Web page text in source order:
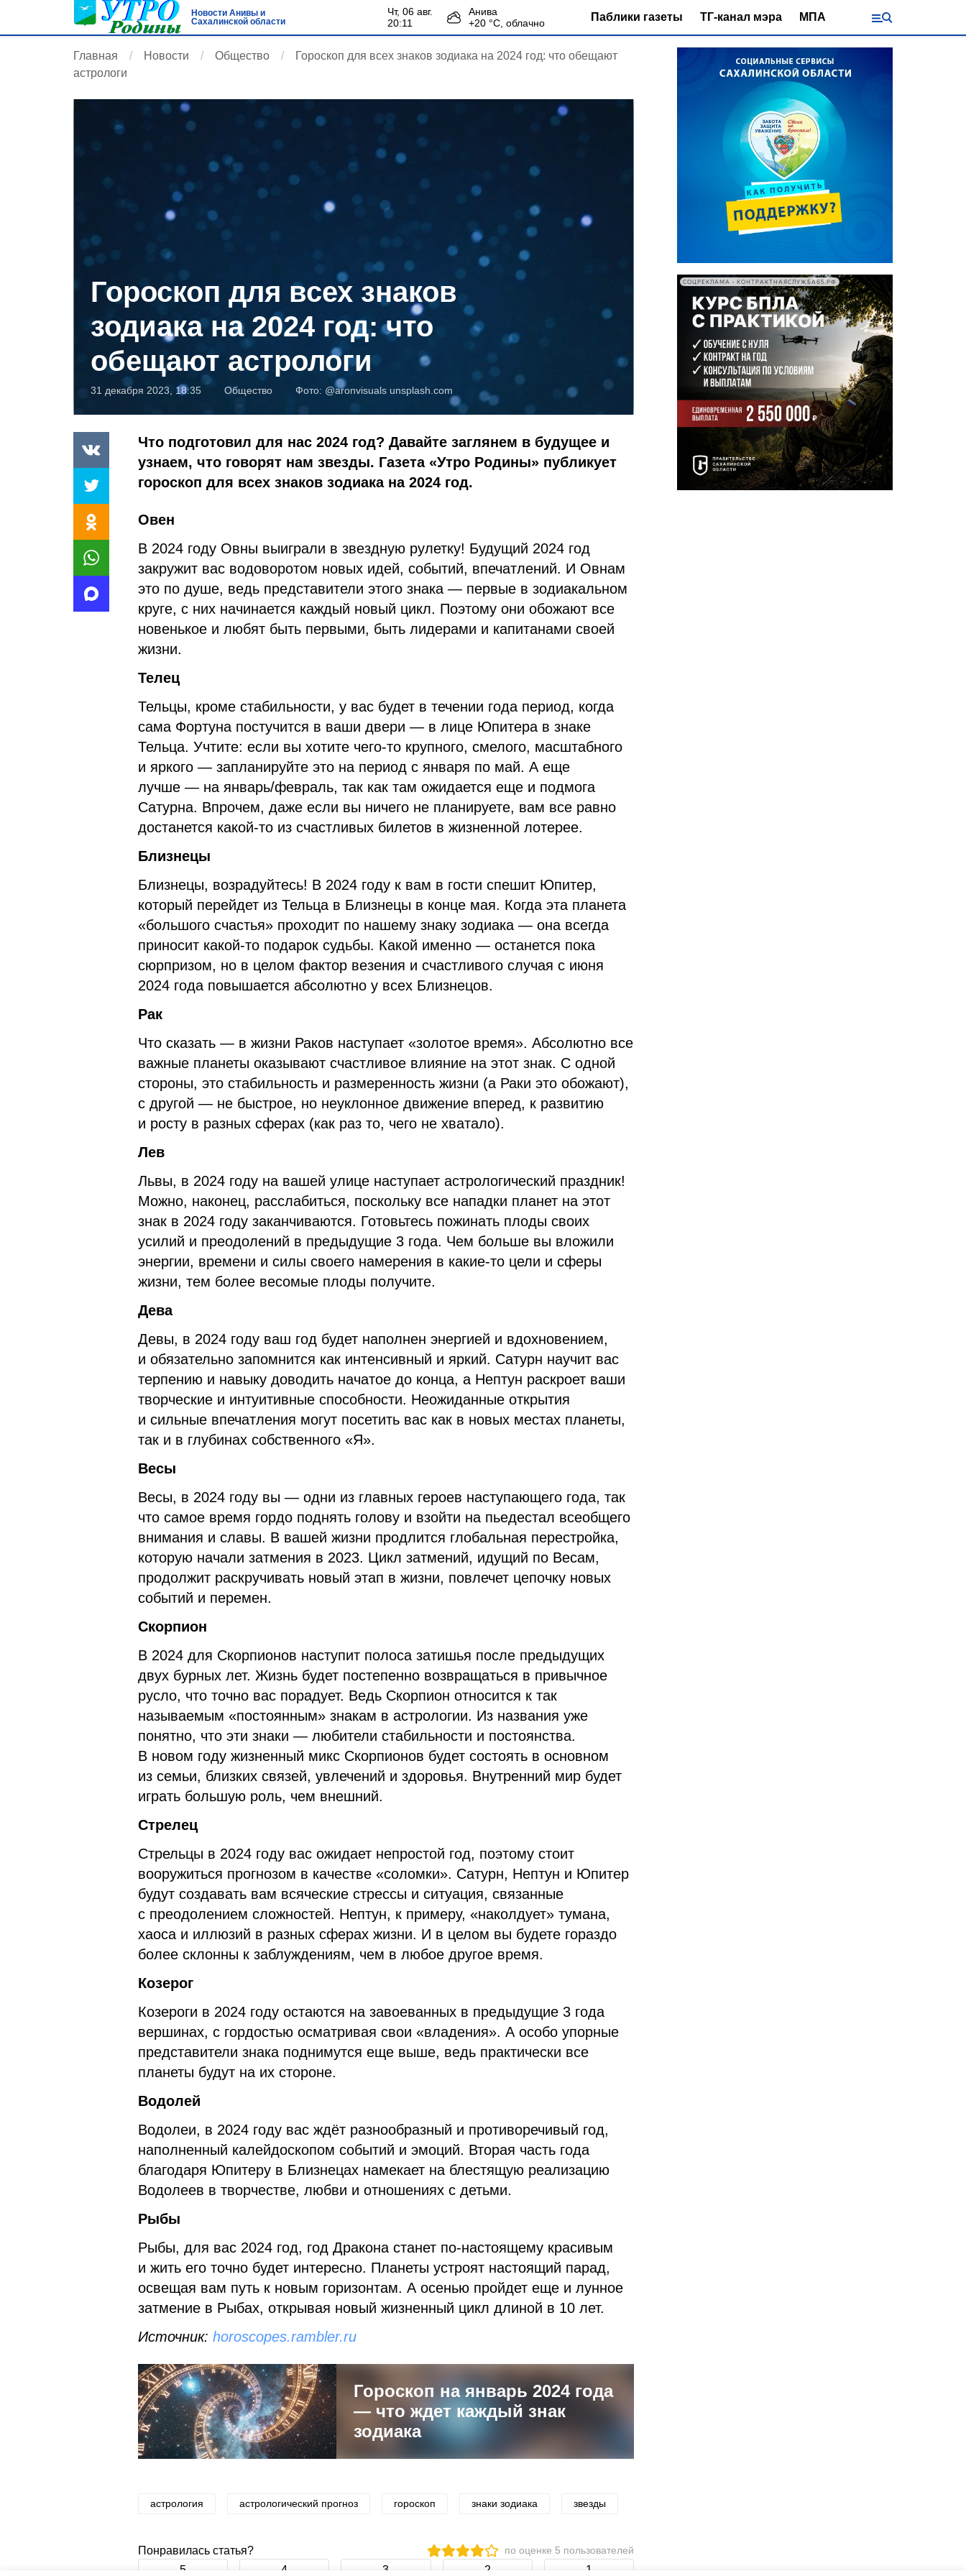
Новости Анивы и
Сахалинской области
чт, 06 авг.
20:11
Анива
+20 °С, облачно Паблики газеты ТГ-канал мэра МПА
Главная Новости Общество
Гороскоп для всех знаков зодиака на 2024 год: что обещают
астрологи
Гороскоп для всех знаков
зодиака на 2024 год: что
обещают астрологи
31 декабря 2023, 18:35 Общество Фото: @aronvisuals unsplash.com
Что подготовил для нас 2024 год? Давайте заглянем в будущее и
узнаем, что говорят нам звезды. Газета «Утро Родины» публикует
гороскоп для всех знаков зодиака на 2024 год.
Овен
В 2024 году Овны выиграли в звездную рулетку! Будущий 2024 год
закружит вас водоворотом новых идей, событий, впечатлений. И Овнам
это по душе, ведь представители этого знака — первые в зодиакальном
круге, с них начинается каждый новый цикл. Поэтому они обожают все
новенькое и любят быть первыми, быть лидерами и капитанами своей
жизни.
Телец
Тельцы, кроме стабильности, у вас будет в течении года период, когда
сама Фортуна постучится в ваши двери — в лице Юпитера в знаке
Тельца. Учтите: если вы хотите чего-то крупного, смелого, масштабного
и яркого — запланируйте это на период с января по май. А еще
лучше — на январь/февраль, так как там ожидается еще и подмога
Сатурна. Впрочем, даже если вы ничего не планируете, вам все равно
достанется какой-то из счастливых билетов в жизненной лотерее.
Близнецы
Близнецы, возрадуйтесь! В 2024 году к вам в гости спешит Юпитер,
который перейдет из Тельца в Близнецы в конце мая. Когда эта планета
«большого счастья» проходит по нашему знаку зодиака — она всегда
приносит какой-то подарок судьбы. Какой именно — останется пока
сюрпризом, но в целом фактор везения и счастливого случая с июня
2024 года повышается абсолютно у всех Близнецов.
Рак
Что сказать — в жизни Раков наступает «золотое время». Абсолютно все
важные планеты оказывают счастливое влияние на этот знак. С одной
стороны, это стабильность и размеренность жизни (а Раки это обожают),
с другой — не быстрое, но неуклонное движение вперед, к развитию
и росту в разных сферах (как раз то, чего не хватало).
Лев
Львы, в 2024 году на вашей улице наступает астрологический праздник!
Можно, наконец, расслабиться, поскольку все нападки планет на этот
знак в 2024 году заканчиваются. Готовьтесь пожинать плоды своих
усилий и преодолений в предыдущие 3 года. Чем больше вы вложили
энергии, времени и силы своего намерения в какие-то цели и сферы
жизни, тем более весомые плоды получите.
Дева
Девы, в 2024 году ваш год будет наполнен энергией и вдохновением,
и обязательно запомнится как интенсивный и яркий. Сатурн научит вас
терпению и навыку доводить начатое до конца, а Нептун раскроет ваши
творческие и интуитивные способности. Неожиданные открытия
и сильные впечатления могут посетить вас как в новых местах планеты,
так и в глубинах собственного «Я».
Весы
Весы, в 2024 году вы — одни из главных героев наступающего года, так
что самое время гордо поднять голову и взойти на пьедестал всеобщего
внимания и славы. В вашей жизни продлится глобальная перестройка,
которую начали затмения в 2023. Цикл затмений, идущий по Весам,
продолжит раскручивать новый этап в жизни, повлечет цепочку новых
событий и перемен.
Скорпион
В 2024 для Скорпионов наступит полоса затишья после предыдущих
двух бурных лет. Жизнь будет постепенно возвращаться в привычное
русло, что точно вас порадует. Ведь Скорпион относится к так
называемым «постоянным» знакам в астрологии. Из названия уже
понятно, что эти знаки — любители стабильности и постоянства.
В новом году жизненный микс Скорпионов будет состоять в основном
из семьи, близких связей, увлечений и здоровья. Внутренний мир будет
играть большую роль, чем внешний.
Стрелец
Стрельцы в 2024 году вас ожидает непростой год, поэтому стоит
вооружиться прогнозом в качестве «соломки». Сатурн, Нептун и Юпитер
будут создавать вам всяческие стрессы и ситуация, связанные
с преодолением сложностей. Нептун, к примеру, «наколдует» тумана,
хаоса и иллюзий в разных сферах жизни. И в целом вы будете гораздо
более склонны к заблуждениям, чем в любое другое время.
Козерог
Козероги в 2024 году остаются на завоеванных в предыдущие 3 года
вершинах, с гордостью осматривая свои «владения». А особо упорные
представители знака поднимутся еще выше, ведь практически все
планеты будут на их стороне.
Водолей
Водолеи, в 2024 году вас ждёт разнообразный и противоречивый год,
наполненный калейдоскопом событий и эмоций. Вторая часть года
благодаря Юпитеру в Близнецах намекает на блестящую реализацию
Водолеев в творчестве, любви и отношениях с детьми.
Рыбы
Рыбы, для вас 2024 год, год Дракона станет по-настоящему красивым
и жить его точно будет интересно. Планеты устроят настоящий парад,
освещая вам путь к новым горизонтам. А осенью пройдет еще и лунное
затмение в Рыбах, открывая новый жизненный цикл длиной в 10 лет.
Источник: horoscopes.rambler.ru
Гороскоп на январь 2024 года
— что ждет каждый знак
зодиака
астрология астрологический прогноз гороскоп знаки зодиака звезды
Понравилась статья? по оценке 5 пользователей
5 4 3 2 1
СОЦРЕКЛАМА • КОНТРАКТНАЯСЛУЖБА65.РФ